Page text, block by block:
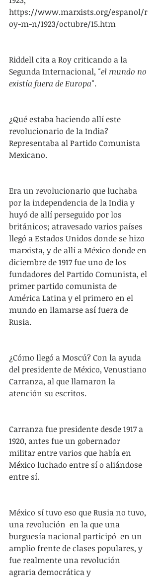
https://www.marxists.org/espanol/r
oy-m-n/1923/octubre/15.htm
Riddell cita a Roy criticando a la
Segunda Internacional, "el mundo no
existía fuera de Europa".
¿Qué estaba haciendo allí este
revolucionario de la India?
Representaba al Partido Comunista
Mexicano.
Era un revolucionario que luchaba
por la independencia de la India y
huyó de allí perseguido por los
británicos; atravesado varios países
llegó a Estados Unidos donde se hizo
marxista, y de allí a México donde en
diciembre de 1917 fue uno de los
fundadores del Partido Comunista, el
primer partido comunista de
América Latina y el primero en el
mundo en llamarse así fuera de
Rusia.
¿Cómo llegó a Moscú? Con la ayuda
del presidente de México, Venustiano
Carranza, al que llamaron la
atención su escritos.
Carranza fue presidente desde 1917 a
1920, antes fue un gobernador
militar entre varios que había en
México luchado entre sí o aliándose
entre sí.
México sí tuvo eso que Rusia no tuvo,
una revolución  en la que una
burguesía nacional participó  en un
amplio frente de clases populares, y
fue realmente una revolución
agraria democrática y